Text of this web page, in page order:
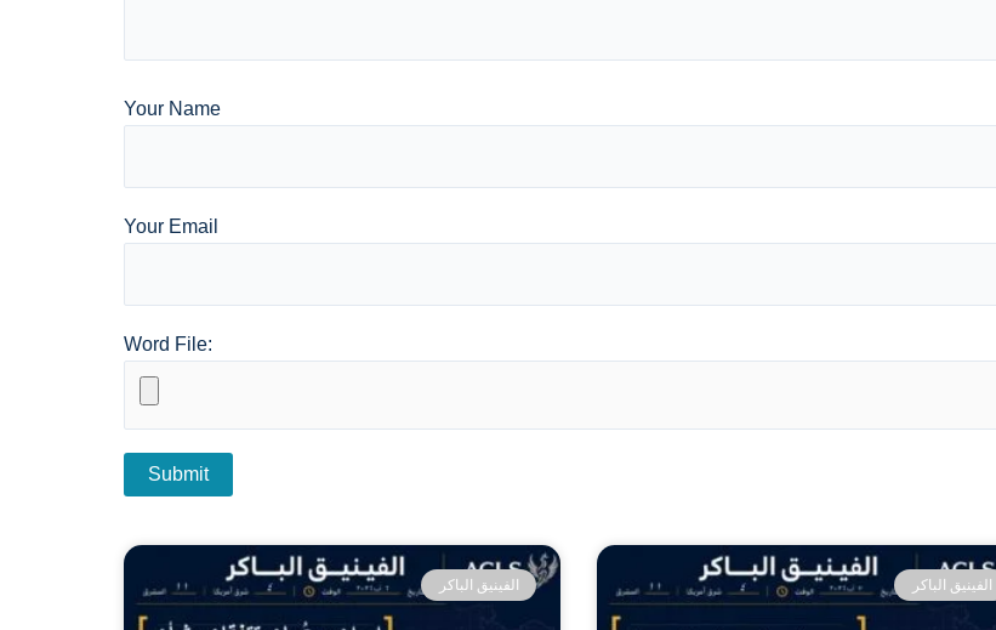
Your Name
Your Email
Word File:
الفينيق الباكر الفينيق الباكر